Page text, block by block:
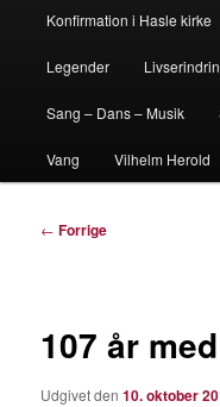
Konfirmation i Hasle kirke
Legender
Sang – Dans – Musik
Vang Vilhelm Herold
Indlægsnavigation
← Forrige
107 år
Udgivet den10. oktober